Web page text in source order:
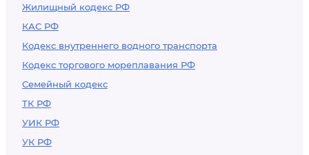
Жилищный кодекс РФ
КАС РФ
Кодекс внутреннего водного транспорта
Кодекс торгового мореплавания РФ
Семейный кодекс
ТК РФ
УИК РФ
УК РФ